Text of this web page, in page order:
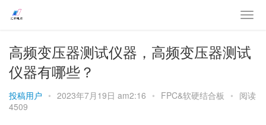
高频变压器测试仪器，高频变压器测试
仪器有哪些？
投稿用户 • 2023年7月19日 am2:16 • FPC&软硬结合板 • 阅读
4509